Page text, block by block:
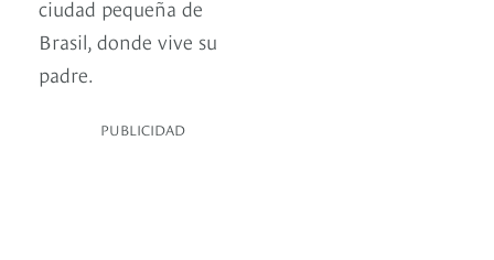
ciudad pequeña de
Brasil, donde vive su
padre.
PUBLICIDAD